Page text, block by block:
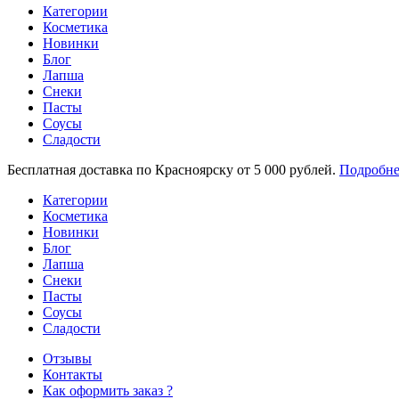
Категории
Косметика
Новинки
Блог
Лапша
Снеки
Пасты
Соусы
Сладости
Бесплатная доставка по Красноярску от 5 000 рублей.
Категории
Косметика
Новинки
Блог
Лапша
Снеки
Пасты
Соусы
Сладости
Отзывы
Контакты
Как оформить заказ ?